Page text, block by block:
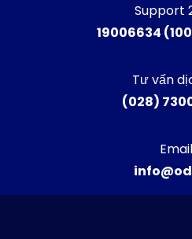
Support
19006634
Tư vấn
(028)
Email